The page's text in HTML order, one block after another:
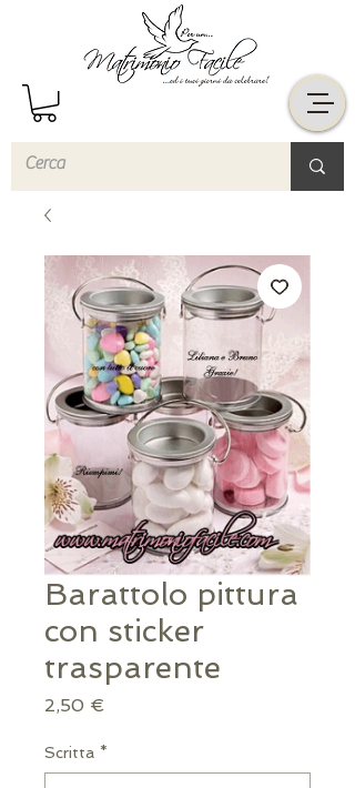
Barattolo pittura
con sticker
trasparente
2,50 €
Scritta *